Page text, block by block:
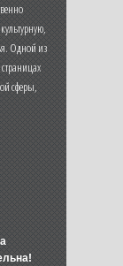
Одной из
сферы,